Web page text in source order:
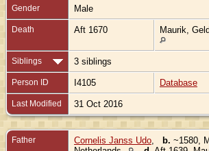
Gender Male
Death Aft 1670 Maurik,
Siblings 3 siblings
Person ID I4105 Database
Last Modified 31 Oct 2016
Father Cornelis Janss Udo b. ~1580,